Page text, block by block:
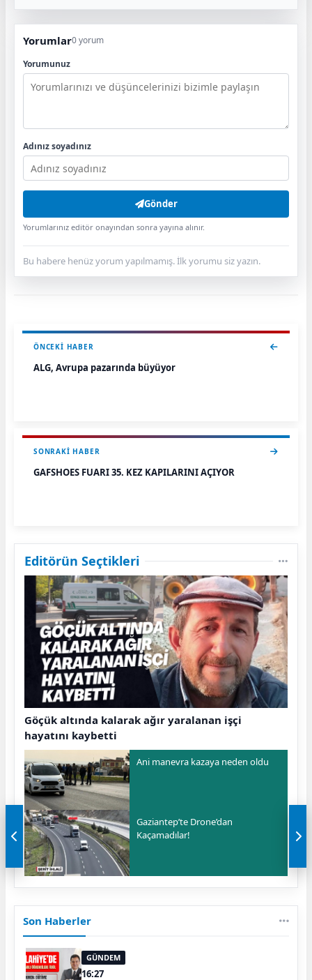
Yorumlar0 yorum
Yorumunuz
Adınız soyadınız
Gönder
Yorumlarınız editör onayından sonra yayına alınır.
Bu habere henüz yorum yapılmamış. İlk yorumu siz yazın.
ÖNCEKI HABER
ALG, Avrupa pazarında büyüyor
SONRAKI HABER
GAFSHOES FUARI 35. KEZ KAPILARINI AÇIYOR
Editörün Seçtikleri
Göçük altında kalarak ağır yaralanan işçi
hayatını kaybetti
Ani manevra kazaya neden oldu
Gaziantep’te Drone’dan
Kaçamadılar!
Son Haberler
GÜNDEM
16:27